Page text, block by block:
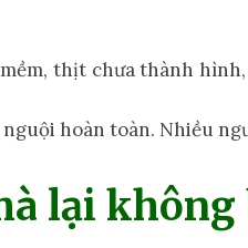
thịt chưa thành
hoàn toàn. Nhiều
lại